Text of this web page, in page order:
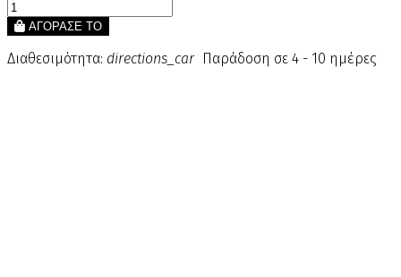
ΑΓΟΡΑΣΕ ΤΟ
Διαθεσιμότητα: directions_car Παράδοση σε 4 - 10 ημέρες